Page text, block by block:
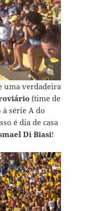
uma verdadeira
(time de
à série A do
é dia de casa
Di Biasi!